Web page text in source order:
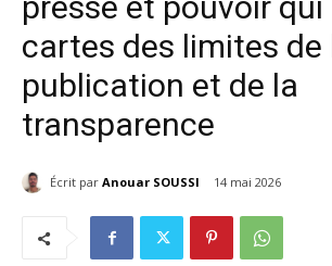
cartes des limites de
publication et de la
transparence
Écrit par Anouar SOUSSI 14 mai 2026